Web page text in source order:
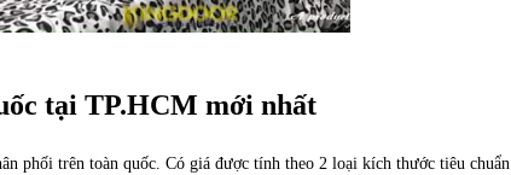
tại TP.HCM mới nhất
phối trên toàn quốc. Có giá được tính theo 2 loại kích thước tiêu chuẩn